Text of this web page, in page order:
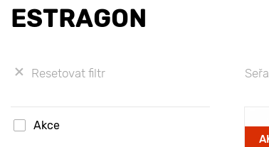
ESTRAGON
Resetovat filtr
Akce